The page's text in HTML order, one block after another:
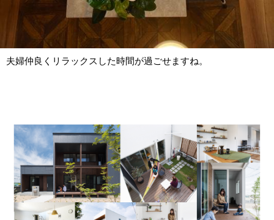
夫婦仲良くリラックスした時間が過ごせますね。